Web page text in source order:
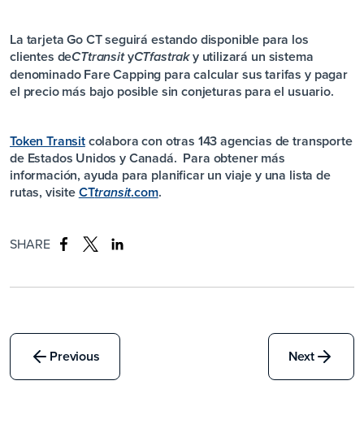
La tarjeta Go CT seguirá estando disponible para los
clientes deCTtransityCTfastraky utilizará un sistema
denominado Fare Capping para calcular sus tarifas y pagar
el precio más bajo posible sin conjeturas para el usuario.
Token Transitcolabora con otras 143 agencias de transporte
de Estados Unidos y Canadá. Para obtener más
información, ayuda para planificar un viaje y una lista de
rutas, visiteCTtransit.com.
SHARE
Previous Next